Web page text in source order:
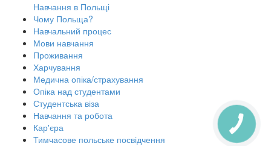
Навчання в Польщі
Чому Польща?
Навчальний процес
Мови навчання
Проживання
Харчування
Медична опіка/страхування
Опіка над студентами
Студентська віза
Навчання та робота
Кар'єра
Тимчасове польське посвідчення